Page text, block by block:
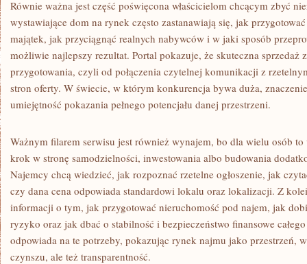
Równie ważna jest część poświęcona właścicielom chcącym zbyć
wystawiające dom na rynek często zastanawiają się, jak
majątek, jak przyciągnąć realnych nabywców i w jaki sposób
możliwie najlepszy rezultat. Portal pokazuje, że skuteczna sprzedaż
przygotowania, czyli od połączenia czytelnej komunikacji z
stron oferty. W świecie, w którym konkurencja bywa duża,
umiejętność pokazania pełnego potencjału danej przestrzeni.
Ważnym filarem serwisu jest również wynajem, bo dla wielu osób to
krok w stronę samodzielności, inwestowania albo budowania
Najemcy chcą wiedzieć, jak rozpoznać rzetelne ogłoszenie, jak
czy dana cena odpowiada standardowi lokalu oraz lokalizacji. Z
informacji o tym, jak przygotować nieruchomość pod najem, jak
ryzyko oraz jak dbać o stabilność i bezpieczeństwo finansowe
odpowiada na te potrzeby, pokazując rynek najmu jako przestrzeń,
czynszu, ale też transparentność.